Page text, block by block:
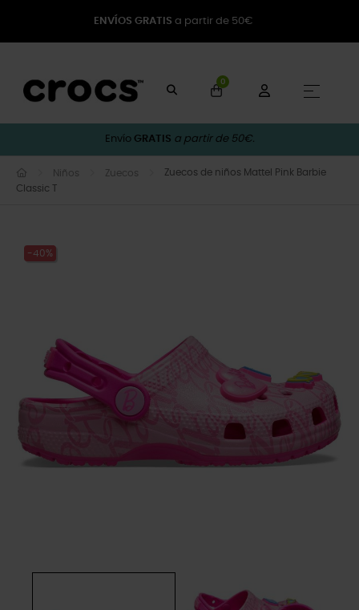
ENVÍOS GRATIS a partir de 50€
0
☰
Envío GRATIS a partir de 50€.
Niños Zuecos
Zuecos de niños Mattel Pink Barbie
Classic T
-40%